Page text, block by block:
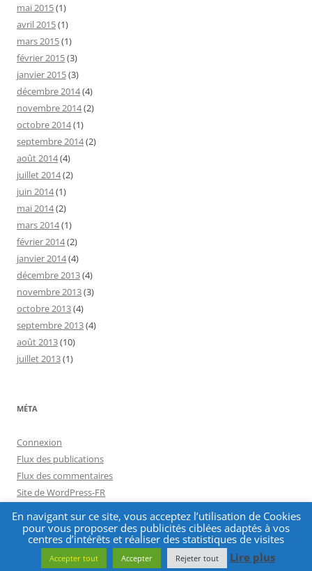
mai 2015(1)
avril 2015(1)
mars 2015(1)
février 2015(3)
janvier 2015(3)
décembre 2014(4)
novembre 2014(2)
octobre 2014(1)
septembre 2014(2)
août 2014(4)
juillet 2014(2)
juin 2014(1)
mai 2014(2)
mars 2014(1)
février 2014(2)
janvier 2014(4)
décembre 2013(4)
novembre 2013(3)
octobre 2013(4)
septembre 2013(4)
août 2013(10)
juillet 2013(1)
MÉTA
Connexion
Flux des publications
Flux des commentaires
Site de WordPress-FR
En navigant sur ce site, vous acceptez l’utilisation de Cookies
pour vous proposer des publicités ciblées adaptés à vos
centres d’intérêts et réaliser des statistiques de visites
Accepter tout Accepter Rejeter tout Lire plus